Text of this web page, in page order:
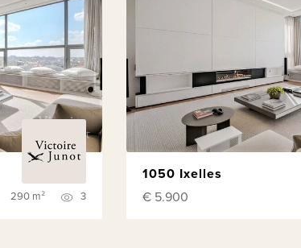
290 m² 3
1050 Ixelles
€ 5.900